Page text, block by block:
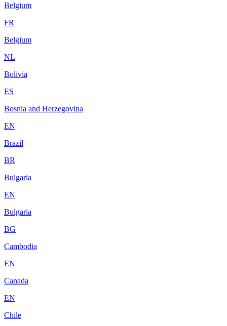
Belgium
FR
Belgium
NL
Bolivia
ES
Bosnia and Herzegovina
EN
Brazil
BR
Bulgaria
EN
Bulgaria
BG
Cambodia
EN
Canada
EN
Chile